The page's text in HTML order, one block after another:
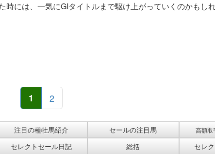
には、一気にGIタイトルまで駆け上がっていくのかもしれ
1 2
注目の種牡馬紹介 セールの注目馬
高額取
セレクトセール日記 総括 セレ